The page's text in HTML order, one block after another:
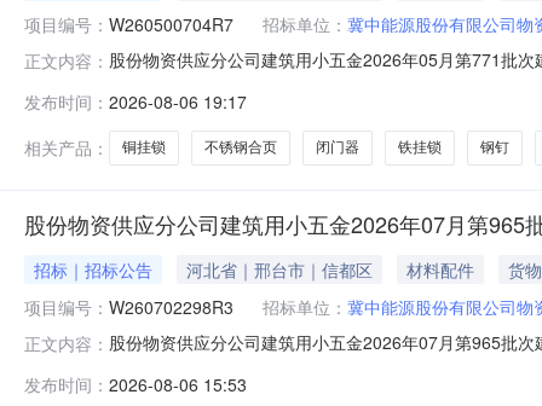
项目编号： W260500704R7 招标单位： 冀中能源股份有限公司物
正文内容： 股份物资供应分公司建筑用小五金2026年05月第771批
100018230铜挂锁50mm把50.0002026-12-31MA:否;产
发布时间： 2026-08-06 19:17
相关产品：
铜挂锁 不锈钢合页 闭门器 铁挂锁 钢钉
股份物资供应分公司建筑用小五金2026年07月第965
招标｜招标公告 河北省｜邢台市｜信都区 材料配件
货物
项目编号： W260702298R3 招标单位： 冀中能源股份有限公司物
正文内容： 股份物资供应分公司建筑用小五金2026年07月第965批
100018187合页100mm个100.0002027-02-28MA:否;产
发布时间： 2026-08-06 15:53